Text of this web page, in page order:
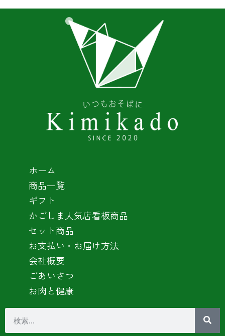
ホーム
商品一覧
ギフト
かごしま人気店看板商品
セット商品
お支払い・お届け方法
会社概要
ごあいさつ
お肉と健康